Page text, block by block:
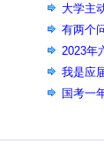
大学主
有两个
学回国
2023年
我是应
可以报
国考一